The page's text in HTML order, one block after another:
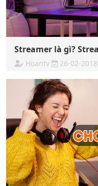
Streamer là gì?
Hoantv 26-02-2018